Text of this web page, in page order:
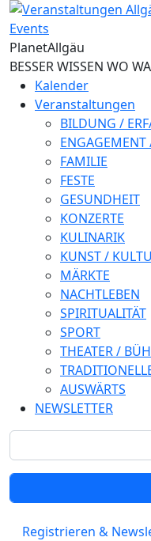
Direkt zum Inhalt
PlanetAllgäu
BESSER WISSEN WO
Kalender
Veranstaltungen
BILDUNG /
ENGAGEMENT
FAMILIE
FESTE
GESUNDHEIT
KONZERTE
KULINARIK
KUNST /
MÄRKTE
NACHTLEBEN
SPIRITUALITÄT
SPORT
THEATER /
AUSWÄRTS
NEWSLETTER
Registrieren &